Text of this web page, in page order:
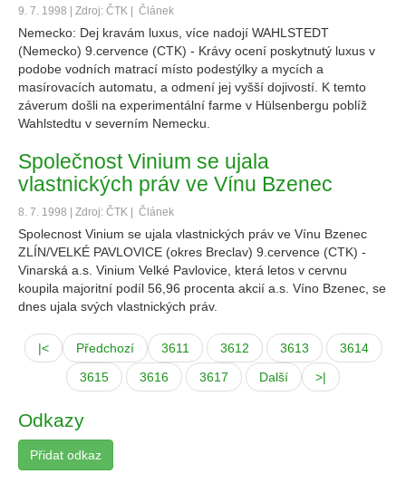
9. 7. 1998 | Zdroj: ČTK | Článek
Nemecko: Dej kravám luxus, více nadojí WAHLSTEDT
(Nemecko) 9.cervence (CTK) - Krávy ocení poskytnutý luxus v
podobe vodních matrací místo podestýlky a mycích a
masírovacích automatu, a odmení jej vyšší dojivostí. K temto
záverum došli na experimentální farme v Hülsenbergu poblíž
Wahlstedtu v severním Nemecku.
Společnost Vinium se ujala
vlastnických práv ve Vínu Bzenec
8. 7. 1998 | Zdroj: ČTK | Článek
Spolecnost Vinium se ujala vlastnických práv ve Vínu Bzenec
ZLÍN/VELKÉ PAVLOVICE (okres Breclav) 9.cervence (CTK) -
Vinarská a.s. Vinium Velké Pavlovice, která letos v cervnu
koupila majoritní podíl 56,96 procenta akcií a.s. Víno Bzenec, se
dnes ujala svých vlastnických práv.
|< Předchozí 3611 3612 3613
3614
3615
3616 3617 Další >|
Odkazy
Přidat odkaz